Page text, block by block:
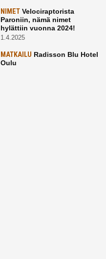
NIMETVelociraptorista
Paroniin, nämä nimet
hylättiin vuonna 2024!
1.4.2025
MATKAILU Radisson Blu Hotel
Oulu